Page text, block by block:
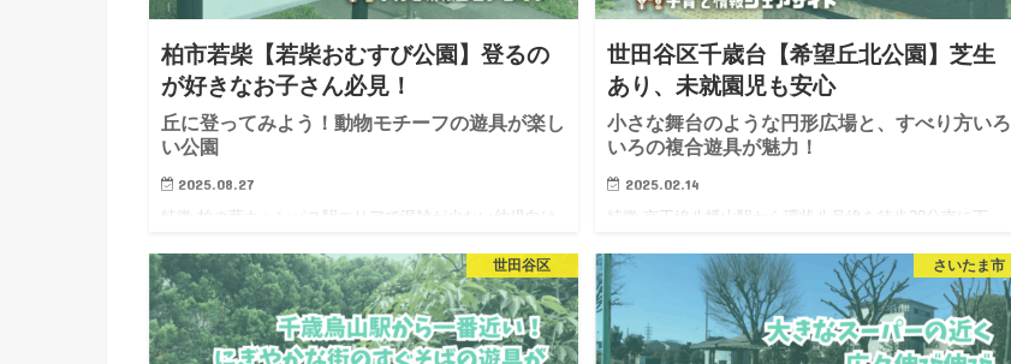
柏市若柴【若柴おむすび公園】登るの
が好きなお子さん必見！
丘に登ってみよう！動物モチーフの遊具が楽し
い公園
2025.08.27
特徴 柏の葉キャンパス駅エリアで混雑が少ない幼児向け
柴おむすび公園」です。つくばエクスプレス線「柏の葉
キャンパス駅」から徒歩12分ほどの場所にあり、少々歩
く距離が長くなり…
世田谷区千歳台【希望丘北公園】芝生
あり、未就園児も安心
小さな舞台のような円形広場と、すべり方いろ
いろの複合遊具が魅力！
2025.02.14
特徴 京王線八幡山駅から環状八号線を徒歩20分南に下っ
街の中です。隣に小学校があり、地域の子どもたちに親
しまれている公園です。 正方形の敷地の真ん中に円形の
芝生広場があり…
世田谷区 さいたま市